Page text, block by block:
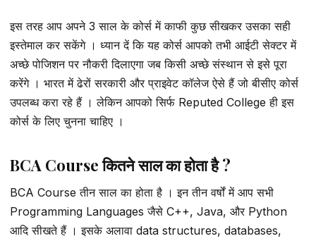
इस तरह आप अपने 3 साल के कोर्स में काफी कुछ सीखकर उसका सही
इस्तेमाल कर सकेंगे । ध्यान दें कि यह कोर्स आपको तभी आईटी सेक्टर में
अच्छे पोजिशन पर नौकरी दिलाएगा जब किसी अच्छे संस्थान से इसे पूरा
करेंगे । भारत में ढेरों सरकारी और प्राइवेट कॉलेज ऐसे हैं जो बीसीए कोर्स
उपलब्ध करा रहे हैं । लेकिन आपको सिर्फ Reputed College ही इस
कोर्स के लिए चुनना चाहिए ।
BCA Course कितने साल का होता है ?
BCA Course तीन साल का होता है । इन तीन वर्षों में आप सभी
Programming Languages जैसे C++, Java, और Python
आदि सीखते हैं । इसके अलावा data structures, databases,